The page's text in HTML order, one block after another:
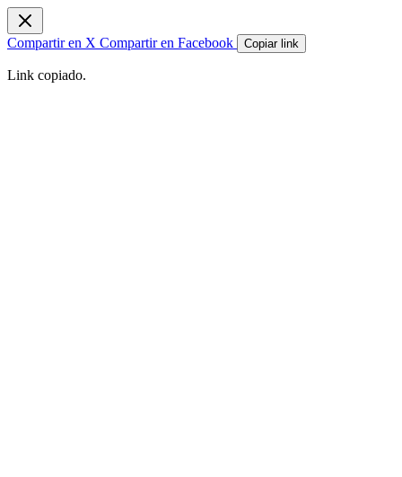
Compartir en X Compartir en Facebook Copiar link
Link copiado.